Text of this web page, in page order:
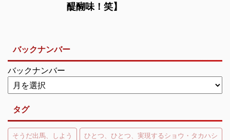
醍醐味！笑】
バックナンバー
バックナンバー
タグ
そうだ出馬、しよう ひとつ、ひとつ、実現するショウ・タカハシ